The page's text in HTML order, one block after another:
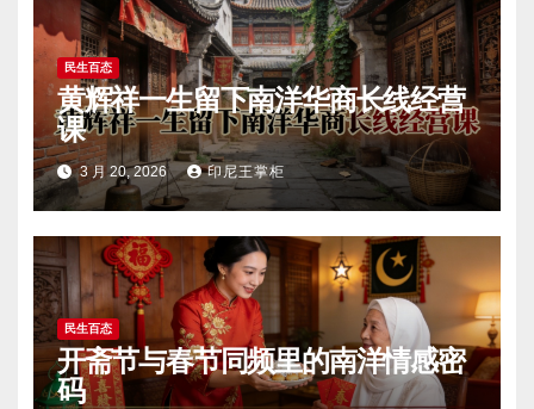
民生百态
黄辉祥一生留下南洋华商长线经营
课
3 月 20, 2026 印尼王掌柜
民生百态
开斋节与春节同频里的南洋情感密
码